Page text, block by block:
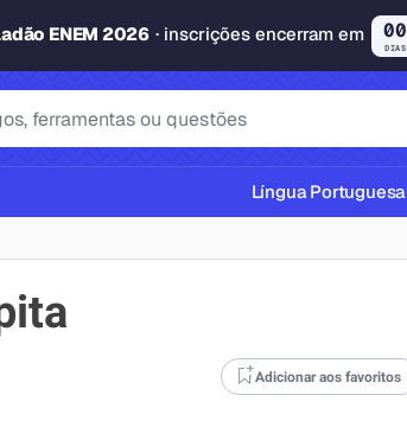
ENEM 2026 · inscrições encerram em 00
DIAS
Bibliográficas ABNT
Língua Portuguesa
Adicionar aos favoritos